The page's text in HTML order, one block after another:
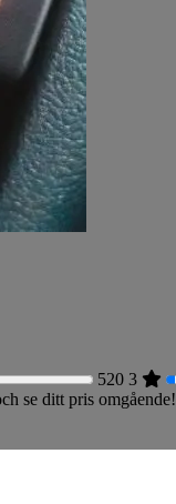
520 3
se ditt pris omgående!